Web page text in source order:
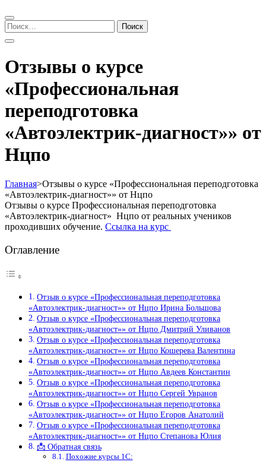
Найти:
Отзывы о курсе
«Профессиональная
переподготовка
«Автоэлектрик-диагност»» от
Нцпо
Главная>Отзывы о курсе «Профессиональная переподготовка
«Автоэлектрик-диагност»» от Нцпо
Отзывы о курсе Профессиональная переподготовка
«Автоэлектрик-диагност» Нцпо от реальных учеников
проходивших обучение. Ссылка на курс
Оглавление
Отзыв о курсе «Профессиональная переподготовка
«Автоэлектрик-диагност»» от Нцпо Ирина Большова
Отзыв о курсе «Профессиональная переподготовка
«Автоэлектрик-диагност»» от Нцпо Дмитрий Уливанов
Отзыв о курсе «Профессиональная переподготовка
«Автоэлектрик-диагност»» от Нцпо Кошерева Валентина
Отзыв о курсе «Профессиональная переподготовка
«Автоэлектрик-диагност»» от Нцпо Авдеев Константин
Отзыв о курсе «Профессиональная переподготовка
«Автоэлектрик-диагност»» от Нцпо Сергей Увранов
Отзыв о курсе «Профессиональная переподготовка
«Автоэлектрик-диагност»» от Нцпо Егоров Анатолий
Отзыв о курсе «Профессиональная переподготовка
«Автоэлектрик-диагност»» от Нцпо Степанова Юлия
📩 Обратная связь
Похожие курсы 1С: